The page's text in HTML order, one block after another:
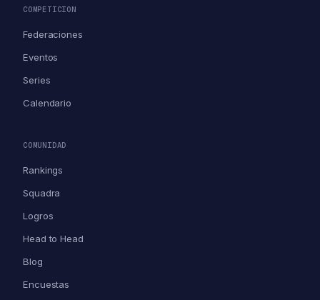
COMPETICION
Federaciones
Eventos
Series
Calendario
COMUNIDAD
Rankings
Squadra
Logros
Head to Head
Blog
Encuestas